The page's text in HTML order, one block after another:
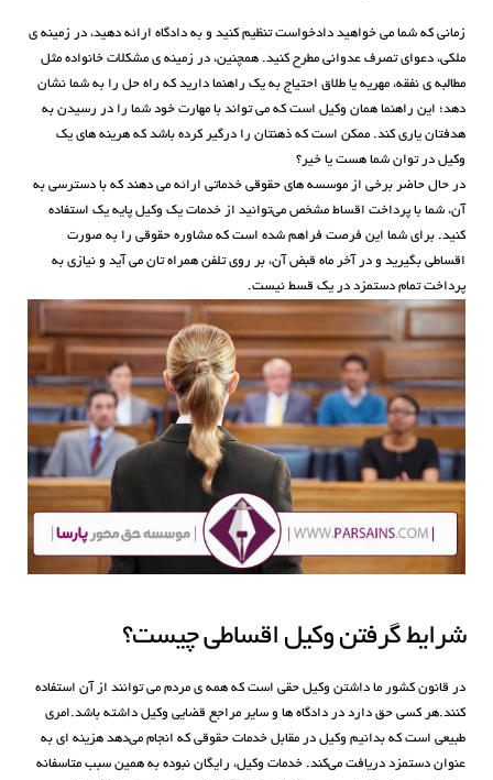
زمانی که شما می خواهید دادخواست تنظیم کنید و به دادگاه ارائه دهید، در زمینه ی
ملکی، دعوای تصرف عدوانی مطرح کنید. همچنین، در زمینه ی مشکلات خانواده مثل
مطالبه ی نفقه، مهریه یا طلاق احتیاج به یک راهنما دارید که راه حل را به شما نشان
دهد؛ این راهنما همان وکیل است که می تواند با مهارت خود شما را در رسیدن به
هدفتان یاری کند. ممکن است که ذهنتان را درگیر کرده باشد که هرینه های یک
وکیل در توان شما هست یا خیر؟
در حال حاضر برخی از موسسه های حقوقی خدماتی ارائه می دهند که با دسترسی به
آن، شما با پرداخت اقساط مشخص می‌توانید از خدمات یک وکیل پایه یک استفاده
کنید. برای شما این فرصت فراهم شده است که مشاوره حقوقی را به صورت
اقساطی بگیرید و در آخر ماه قبض آن، بر روی تلفن همراه تان می آید و نیازی به
پرداخت تمام دستمزد در یک قسط نیست.
شرایط گرفتن وکیل اقساطی چیست؟
در قانون کشور ما داشتن وکیل حقی است که همه ی مردم می توانند از آن استفاده
کنند.هر کسی حق دارد در دادگاه ها و سایر مراجع قضایی وکیل داشته باشد.امری
طبیعی است که بدانیم وکیل در مقابل خدمات حقوقی که انجام می‌دهد هزینه ای به
عنوان دستمزد دریافت می‌کند. خدمات وکیل، رایگان نبوده به همین سبب متاسفانه